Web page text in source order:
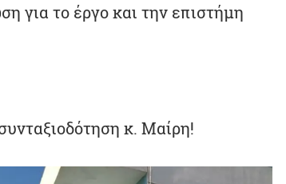
για το έργο και την επιστήμη
κ. Μαίρη!